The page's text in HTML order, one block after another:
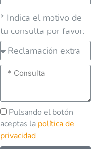
* Indica el motivo de
tu consulta por favor:
Pulsando el botón
aceptas la política de
privacidad